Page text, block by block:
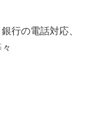
行の電話対応、